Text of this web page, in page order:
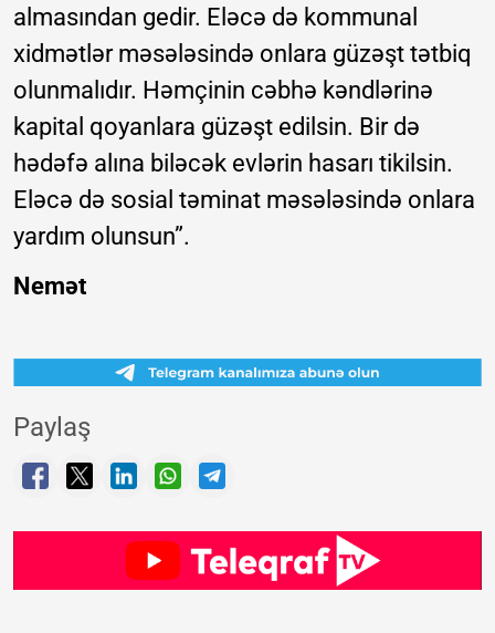
almasından gedir. Eləcə də kommunal
xidmətlər məsələsində onlara güzəşt tətbiq
olunmalıdır. Həmçinin cəbhə kəndlərinə
kapital qoyanlara güzəşt edilsin. Bir də
hədəfə alına biləcək evlərin hasarı tikilsin.
Eləcə də sosial təminat məsələsində onlara
yardım olunsun”.
Nemət
Paylaş